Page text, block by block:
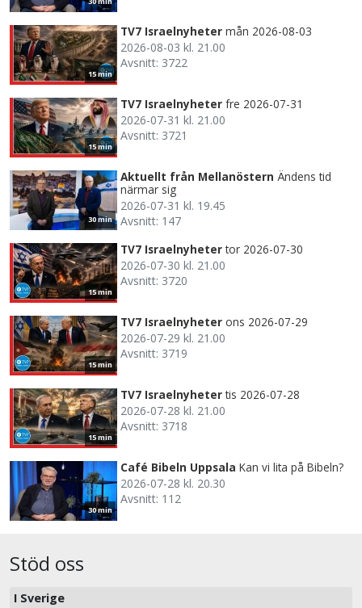
15 min
TV7 Israelnyheter mån 2026-08-03
2026-08-03 kl. 21.00
Avsnitt: 3722
15 min
TV7 Israelnyheter fre 2026-07-31
2026-07-31 kl. 21.00
Avsnitt: 3721
30 min
Aktuellt från Mellanöstern Ändens tid
närmar sig
2026-07-31 kl. 19.45
Avsnitt: 147
15 min
TV7 Israelnyheter tor 2026-07-30
2026-07-30 kl. 21.00
Avsnitt: 3720
15 min
TV7 Israelnyheter ons 2026-07-29
2026-07-29 kl. 21.00
Avsnitt: 3719
15 min
TV7 Israelnyheter tis 2026-07-28
2026-07-28 kl. 21.00
Avsnitt: 3718
30 min
Café Bibeln Uppsala Kan vi lita på Bibeln?
2026-07-28 kl. 20.30
Avsnitt: 112
Stöd oss
I Sverige